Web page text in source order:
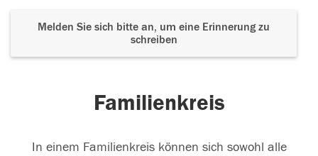
Melden Sie sich bitte an, um eine Erinnerung zu
schreiben
Familienkreis
In einem Familienkreis können sich sowohl alle